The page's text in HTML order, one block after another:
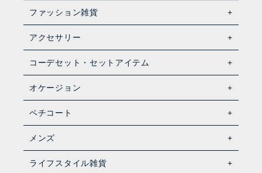
ファッション雑貨
アクセサリー
コーデセット・セットアイテム
オケージョン
ペチコート
メンズ
ライフスタイル雑貨